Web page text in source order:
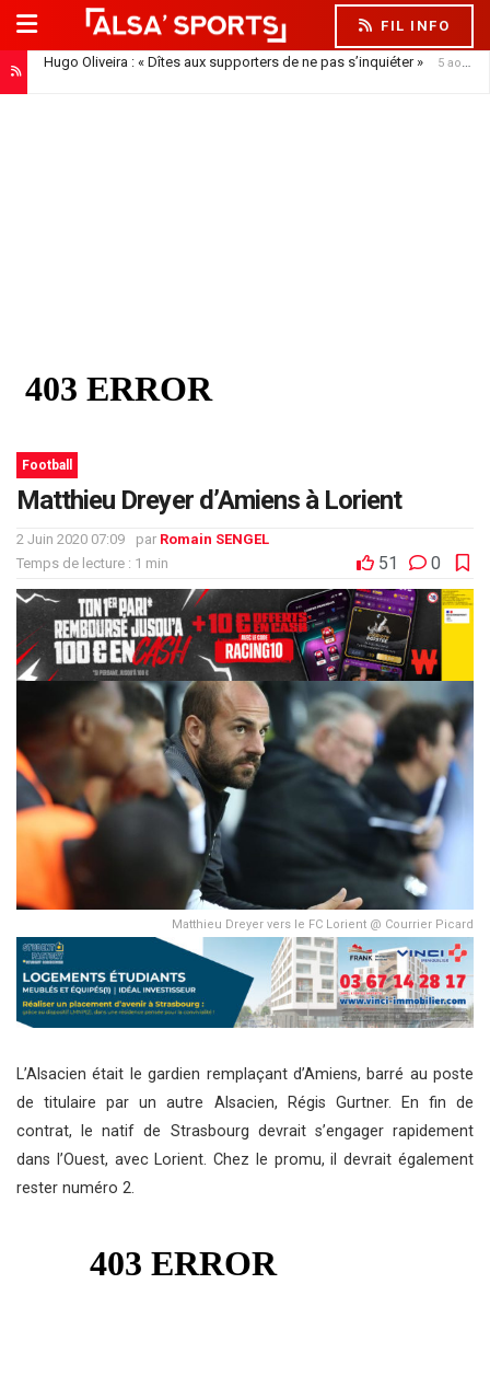
FIL INFO
Hugo Oliveira : « Dîtes aux supporters de ne pas s’inquiéter » 5 août 2026
Football
Matthieu Dreyer d’Amiens à Lorient
2 Juin 2020 07:09 par Romain SENGEL
Temps de lecture : 1 min
51 0
Matthieu Dreyer vers le FC Lorient @ Courrier Picard
L’Alsacien était le gardien remplaçant d’Amiens, barré au poste
de titulaire par un autre Alsacien, Régis Gurtner. En fin de
contrat, le natif de Strasbourg devrait s’engager rapidement
dans l’Ouest, avec Lorient. Chez le promu, il devrait également
rester numéro 2.